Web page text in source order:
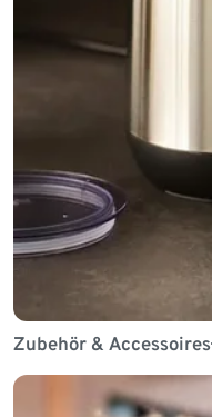
Zubehör & Accessoires